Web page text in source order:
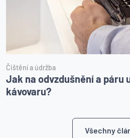
Čištění a údržba
Jak na odvzdušnění a páru
kávovaru?
Všechny